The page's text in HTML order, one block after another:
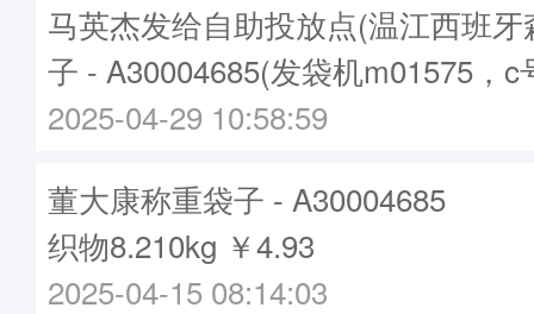
马英杰发给自助投放点(温江西班
子 - A30004685(发袋机m01575，c
2025-04-29 10:58:59
董大康称重袋子 - A30004685
织物8.210kg ￥4.93
2025-04-15 08:14:03